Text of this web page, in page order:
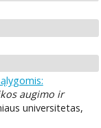
augimo ir
universitetas,